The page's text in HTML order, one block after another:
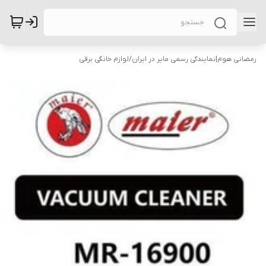
رمضانی هوم|نمایندگی رسمی مایر در ایران/لوازم خانگی برقی